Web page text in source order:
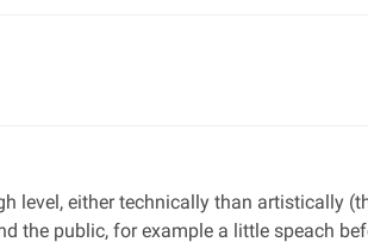
level, either technically than artistically
the public, for example a little speach